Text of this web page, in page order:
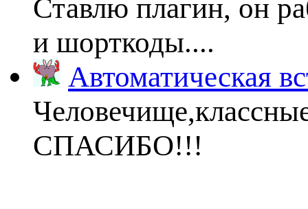
Ставлю плагин, он
и шорткоды....
Автоматическая
СПАСИБО!!!